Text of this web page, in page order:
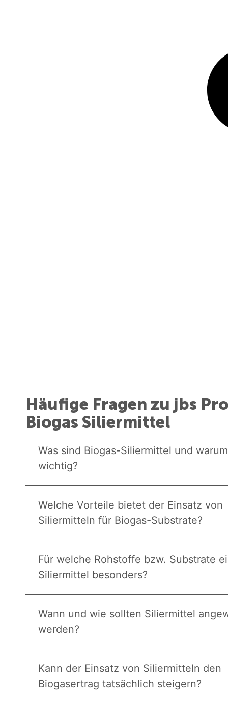
Häufige Fragen zu jbs
Biogas Siliermittel
Was sind Biogas-Siliermittel und
wichtig?
Welche Vorteile bietet der Einsatz von
Siliermitteln für Biogas-Substrate?
Für welche Rohstoffe bzw. Substrate
Siliermittel besonders?
Wann und wie sollten Siliermittel
werden?
Kann der Einsatz von Siliermitteln den
Biogasertrag tatsächlich steigern?